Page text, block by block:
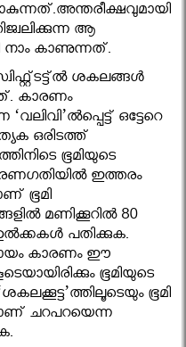
ആ
നാം കാണുന്നത്.
ശകലങ്ങള്‍
കാരണം
ഒട്ടേറെ
ഒരിടത്ത്
ഭൂമിയുടെ
ഇത്തരം
ഭൂമി
മണിക്കൂറില്‍ 80
പതിക്കുക.
കാരണം ഈ
ഭൂമിയുടെ
ഭൂമി
ചറപറയെന്ന